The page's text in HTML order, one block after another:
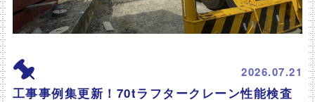
2026.07.21
工事事例集更新！70tラフタークレーン性能検査